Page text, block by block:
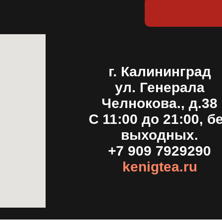
г. Калининград
ул. Генерала
Челнокова., д.38
С 11:00 до 21:00,
выходных.
+7 909 7929290
kenigtea.ru